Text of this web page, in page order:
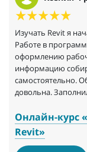
Изучать Revit я
Работе в
оформлению
информацию
самостоятельно.
довольна.
Онлайн-курс
Revit»